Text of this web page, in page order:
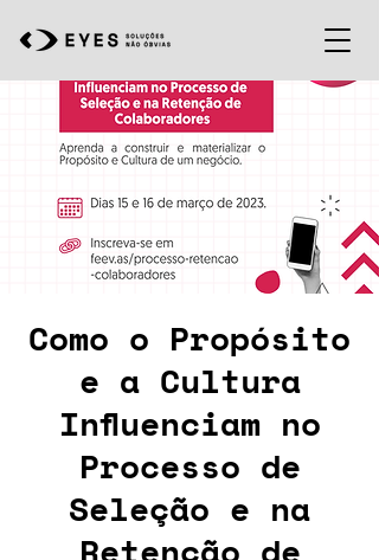
Como o Propósito
e a Cultura
Influenciam no
Processo de
Seleção e na